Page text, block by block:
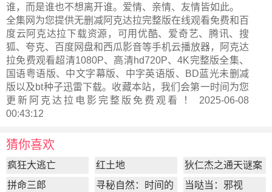
谁，而是谁也不想离开谁。爱情、亲情、友情皆如此。
全集网为您提供无删减阿克达拉完整版在线观看免费和百
度云阿克达拉下载资源，可用优酷、爱奇艺、腾讯、搜
狐、夸克、百度网盘和西瓜影音等手机云播放器，阿克达
拉免费观看超清1080P、高清hd720P、4K完整版全集、
国语粤语版、中文字幕版、中字英语版、BD蓝光未删减
版以及bt种子迅雷下载。收藏本站，我们会第一时间为您
更新 阿克达拉电影完整版 免费观看 ！ 2025-06-08
00:43:12
猜你喜欢
疯狂大逃亡 红土地
狄仁杰之通天谜案
拼命三郎
寻秘自然：时间的 当哒当：邪视